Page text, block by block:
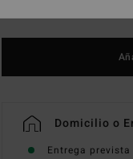
Domicilio o
Entrega